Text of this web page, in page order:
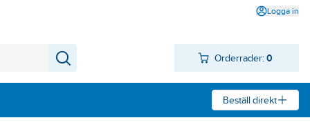
Logga in
Orderrader: 0
Beställ direkt